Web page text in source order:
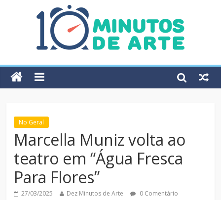
No Geral
Marcella Muniz volta ao
teatro em “Água Fresca
Para Flores”
27/03/2025 Dez Minutos de Arte 0 Comentário